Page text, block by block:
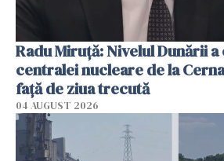
Radu Miruţă: Nivelul Dunării
centralei nucleare de la
faţă de ziua trecută
04 AUGUST 2026